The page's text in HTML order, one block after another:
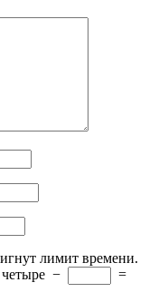
лимит времени.
четыре −
=